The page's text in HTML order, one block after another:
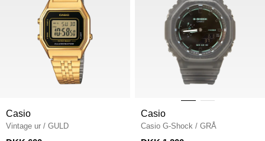
Casio
Vintage ur / GULD
Casio
Casio G-Shock / GRÅ